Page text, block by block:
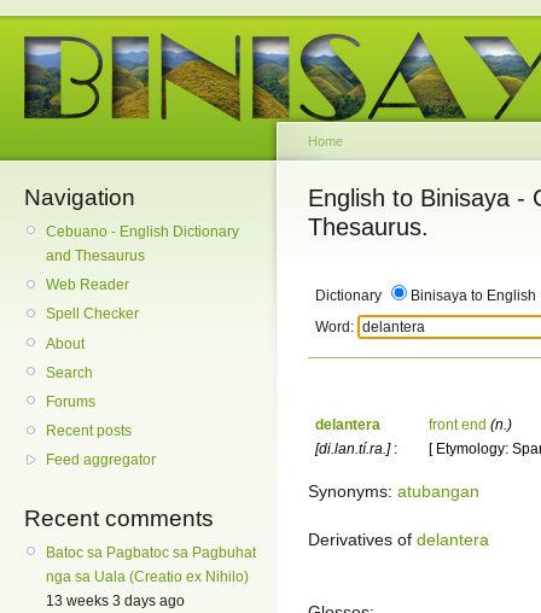
Navigation
Cebuano - English Dictionary
and Thesaurus
Web Reader
Spell Checker
About
Search
Forums
Recent posts
Feed aggregator
Recent comments
Batoc sa Pagbatoc sa Pagbuhat
nga sa Uala (Creatio ex Nihilo)
13 weeks 3 days ago
Home
English to Binisaya -
Thesaurus.
Dictionary
Binisaya to English
Word:
delantera
[di.lan.tí.ra.]:
front end (n.)
[ Etymology:
Synonyms: atubangan
Derivatives of delantera